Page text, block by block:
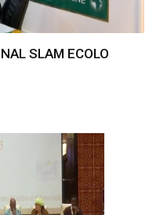
SLAM ECOLO